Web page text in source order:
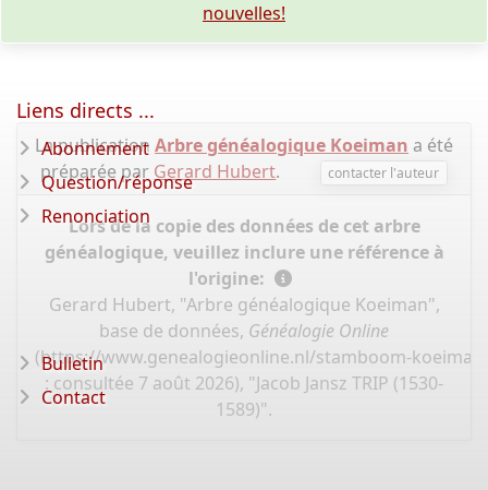
nouvelles!
La publication Arbre généalogique Koeiman a été
préparée par Gerard Hubert. contacter l'auteur
Lors de la copie des données de cet arbre
généalogique, veuillez inclure une référence à
l'origine:
Gerard Hubert, "Arbre généalogique Koeiman",
base de données, Généalogie Online
(https://www.genealogieonline.nl/stamboom-
: consultée 7 août 2026), "Jacob Jansz TRIP (1530-
1589)".
Liens directs ...
Abonnement
Question/réponse
Renonciation
Bulletin
Contact